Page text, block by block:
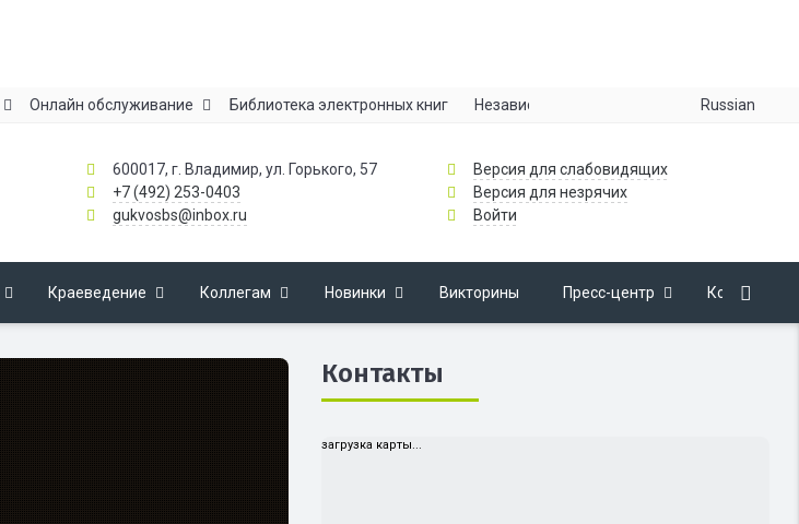
Онлайн обслуживание Библиотека электронных книг Независимая оценка качества Russian
600017, г. Владимир, ул. Горького, 57
+7 (492) 253-0403
gukvosbs@inbox.ru
Версия для слабовидящих
Версия для незрячих
Войти
Краеведение Коллегам Новинки Викторины Пресс-центр Контакты
Контакты
загрузка карты...